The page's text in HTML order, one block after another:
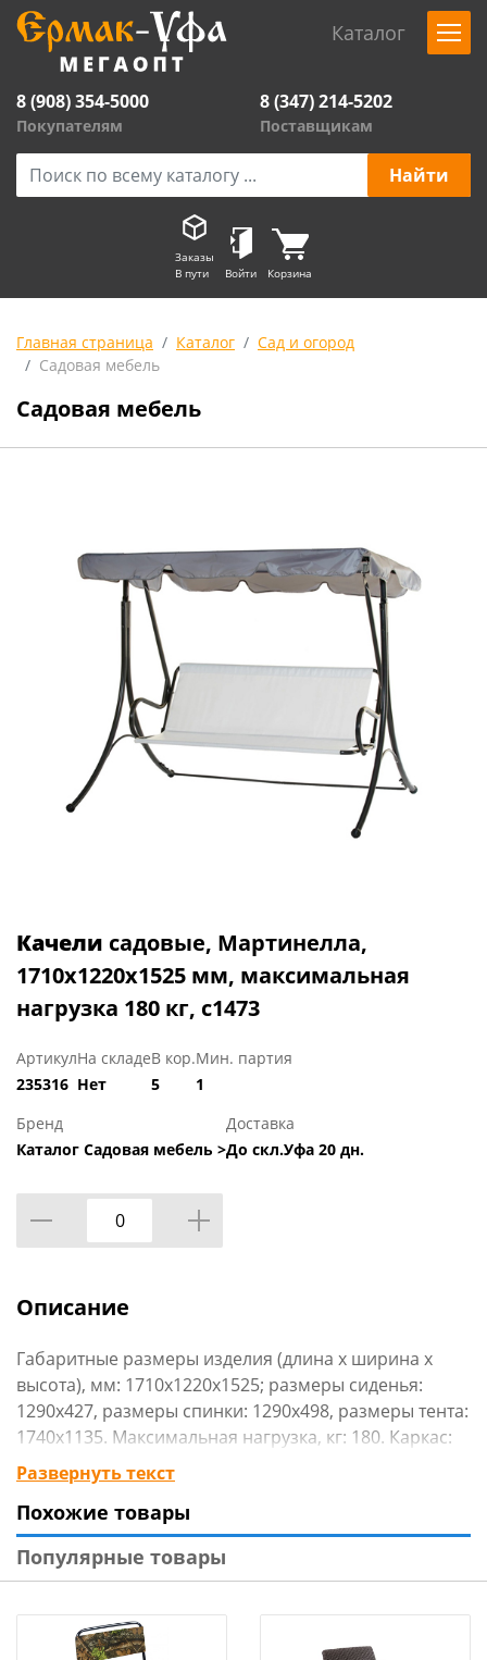
Каталог
8 (908) 354-5000
Покупателям
8 (347) 214-5202
Поставщикам
Заказы
В пути
Войти Корзина
Главная страница Каталог
Сад и огород
Садовая мебель
Садовая мебель
Качели садовые, Мартинелла,
1710х1220х1525 мм, максимальная
нагрузка 180 кг, с1473
Артикул
235316
На складе
Нет
В кор.
5
Мин. партия
1
Бренд
Каталог Садовая мебель >
Доставка
До скл.Уфа 20 дн.
Описание
Габаритные размеры изделия (длина х ширина х
высота), мм: 1710х1220х1525; размеры сиденья:
1290х427, размеры спинки: 1290х498, размеры тента:
1740х1135. Максимальная нагрузка, кг: 180. Каркас:
труба стальная Ø38х1,2 мм; полимерное покрытие.
Мягкий элемент: ткань 45% п/э – 55% хлопок,
плотность 108-111г/м2, наполнитель мягкого
элемента "аэрофом" 50мм, наполнитель подушек –
синтепон. Подушки – 2шт. Основание сиденья - ткань
водоотталкивающей отделкой 100% п/э плотность
80г/м2.
Развернуть текст
Похожие товары
Популярные товары